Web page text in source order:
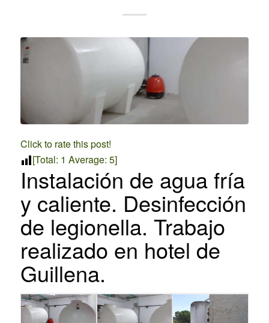
Click to rate this post!
[Total: 1 Average: 5]
Instalación de agua fría
y caliente. Desinfección
de legionella. Trabajo
realizado en hotel de
Guillena.